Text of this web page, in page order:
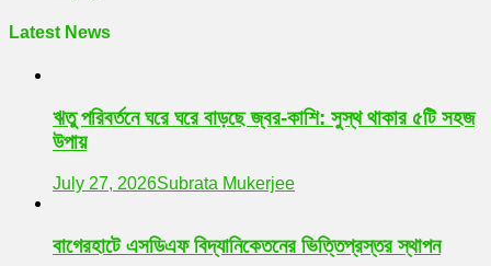
Latest News
ঋতু পরিবর্তনে ঘরে ঘরে বাড়ছে জ্বর-কাশি: সুস্থ থাকার ৫টি সহজ
উপায়
July 27, 2026Subrata Mukerjee
বাগেরহাটে এসডিএফ বিদ্যানিকেতনের ভিত্তিপ্রস্তর স্থাপন